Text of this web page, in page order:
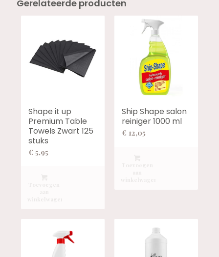
Gerelateerde producten
Shape it up
Premium Table
Towels Zwart 125
stuks
€ 5,95
Ship Shape salon
reiniger 1000 ml
€ 12,05